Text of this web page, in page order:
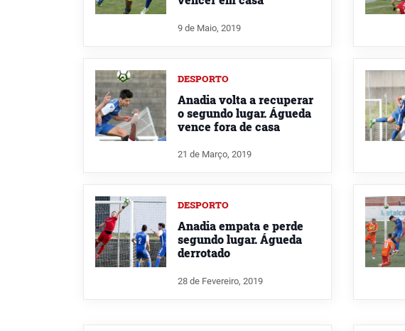
9 de Maio, 2019
DESPORTO
Anadia volta a recuperar
o segundo lugar. Águeda
vence fora de casa
21 de Março, 2019
DESPORTO
Anadia empata e perde
segundo lugar. Águeda
derrotado
28 de Fevereiro, 2019